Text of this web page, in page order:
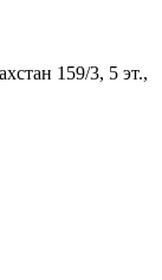
159/3, 5 эт.,